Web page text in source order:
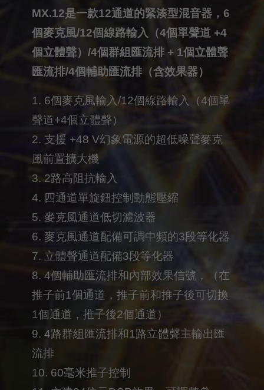
MX.12是一款12通道的緊湊型混音器，6
個麥克風/12個線路輸入（4個單聲道 +4
個立體聲）/4個群組匯流排 + 1個立體聲
匯流排/4個輔助匯流排（含效果器）
1. 6個麥克風輸入/12個線路輸入（4個單
聲道+4個立體聲）
2. 支援 +48 V幻象電源的超低噪聲麥克
風前置擴大機
3. 2路高阻抗輸入
4. 四通道單旋鈕控制動態壓縮
5. 麥克風通道低切濾波器
6. 麥克風通道配備可調中頻的3段等化器
7. 立體聲通道配備3段等化器
8. 4個輔助匯流排和內部效果信號，（在
推子前1個通道，推子前和推子後可切換
1個通道，推子後2個通道）
9. 4路群組匯流排和1路立體聲主輸出匯
流排
10. 60毫米推子控制